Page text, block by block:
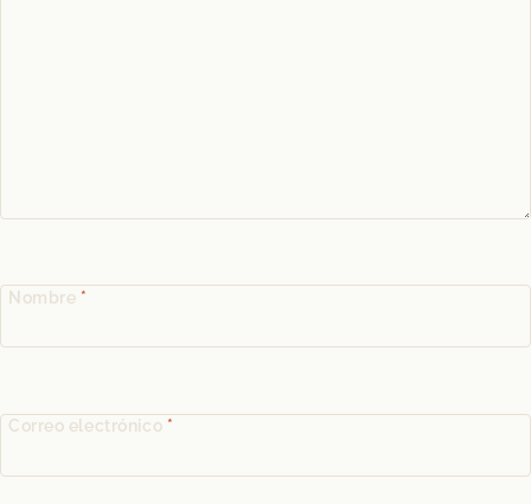
Nombre *
Correo electrónico *